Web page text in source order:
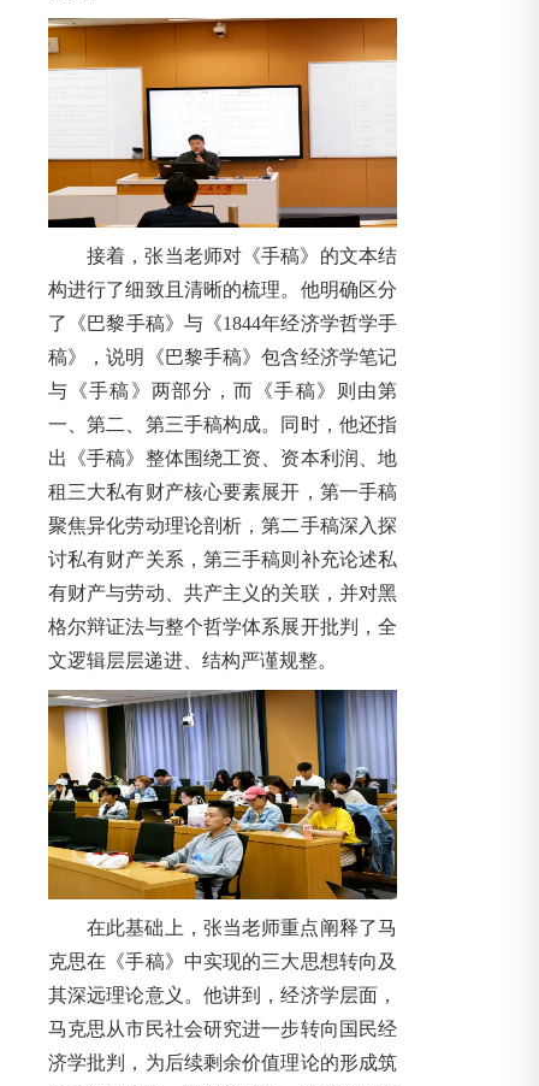
接着，张当老师对《手稿》的文本结
构进行了细致且清晰的梳理。他明确区分
了《巴黎手稿》与《1844年经济学哲学手
稿》，说明《巴黎手稿》包含经济学笔记
与《手稿》两部分，而《手稿》则由第
一、第二、第三手稿构成。同时，他还指
出《手稿》整体围绕工资、资本利润、地
租三大私有财产核心要素展开，第一手稿
聚焦异化劳动理论剖析，第二手稿深入探
讨私有财产关系，第三手稿则补充论述私
有财产与劳动、共产主义的关联，并对黑
格尔辩证法与整个哲学体系展开批判，全
文逻辑层层递进、结构严谨规整。
在此基础上，张当老师重点阐释了马
克思在《手稿》中实现的三大思想转向及
其深远理论意义。他讲到，经济学层面，
马克思从市民社会研究进一步转向国民经
济学批判，为后续剩余价值理论的形成筑